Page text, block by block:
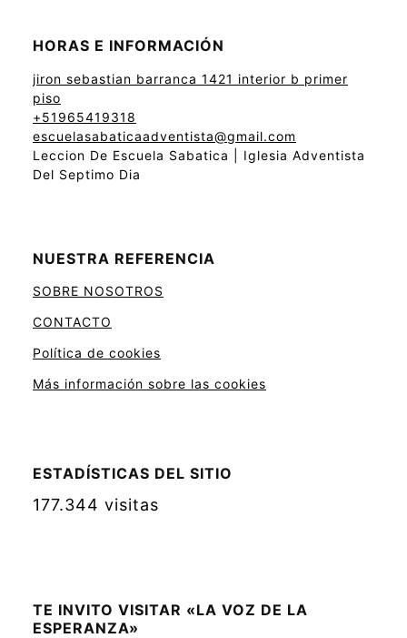
HORAS E INFORMACIÓN
jiron sebastian barranca 1421 interior b primer
piso
+51965419318
escuelasabaticaadventista@gmail.com
Leccion De Escuela Sabatica | Iglesia Adventista
Del Septimo Dia
NUESTRA REFERENCIA
SOBRE NOSOTROS
CONTACTO
Política de cookies
Más información sobre las cookies
ESTADÍSTICAS DEL SITIO
177.344 visitas
TE INVITO VISITAR «LA VOZ DE LA
ESPERANZA»